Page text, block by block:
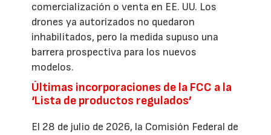
comercialización o venta en EE. UU. Los
drones ya autorizados no quedaron
inhabilitados, pero la medida supuso una
barrera prospectiva para los nuevos
modelos.
Últimas incorporaciones de la FCC a la
‘Lista de productos regulados’
El 28 de julio de 2026, la Comisión Federal de